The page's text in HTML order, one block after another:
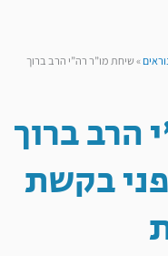
»שיחת מו”ר רה”י הרב ברוך
הרב ברוך
בקשת